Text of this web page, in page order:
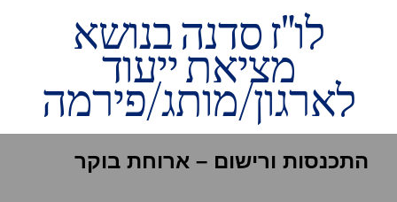
לו"ז סדנה בנושא
מציאת ייעוד
לארגון/מותג/פירמה
התכנסות ורישום – ארוחת בוקר